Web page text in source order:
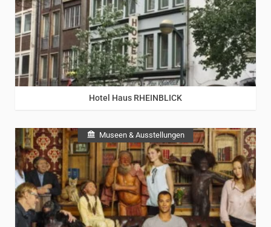
Rhein
Hotel Haus RHEINBLICK
Museen & Ausstellungen